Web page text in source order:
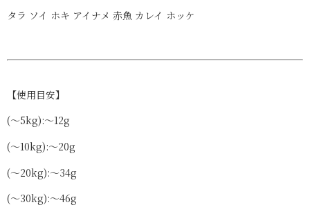
タラ ソイ ホキ アイナメ 赤魚 カレイ ホッケ
【使用目安】
(～5kg):～12g
(～10kg):～20g
(～20kg):～34g
(～30kg):～46g